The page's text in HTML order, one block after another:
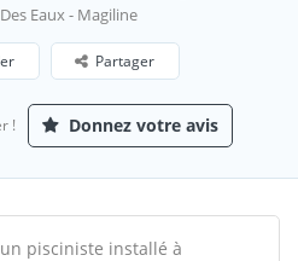
Eaux - Magiline
Partager
! Donnez votre avis
pisciniste installé à